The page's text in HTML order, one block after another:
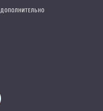
ДОПОЛНИТЕЛЬНО